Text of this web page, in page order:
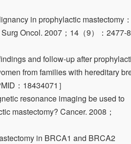
in prophylactic mastectomy：
Oncol. 2007；14（9）：2477-
and follow-up after
from families with hereditary
：18434071］
resonance imaging be used to
mastectomy? Cancer. 2008；
in BRCA1 and BRCA2